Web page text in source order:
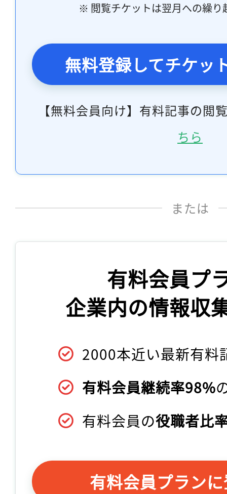
※ 閲覧チケットは翌月への繰り
無料登録してチケッ
【無料会員向け】有料記事の閲
ちら
または
有料会員プ
企業内の情報収
2000本近い最新有料
有料会員継続率98%
有料会員の役職者比
有料会員プラン